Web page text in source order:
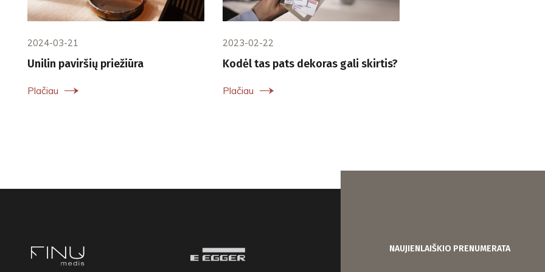
2024-03-21
Unilin paviršių priežiūra
Plačiau
2023-02-22
Kodėl tas pats dekoras gali skirtis?
Plačiau
NAUJIENLAIŠKIO PRENUMERATA